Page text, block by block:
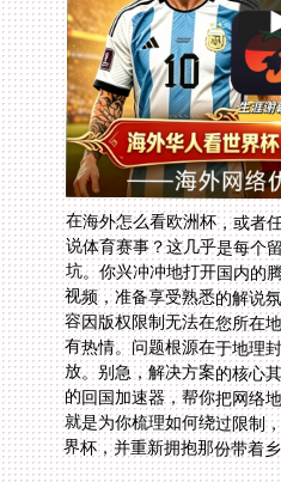
在海外怎么看欧洲杯，或者
说体育赛事？这几乎是每
坑。你兴冲冲地打开国内的
视频，准备享受熟悉的解说
容因版权限制无法在您所在
有热情。问题根源在于地理
放。别急，解决方案的核心
的回国加速器，帮你把网络
就是为你梳理如何绕过限制
界杯，并重新拥抱那份带着